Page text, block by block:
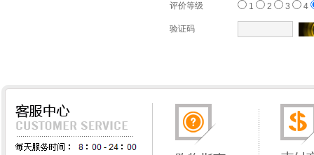
评价等级 1 2 3 4
验证码